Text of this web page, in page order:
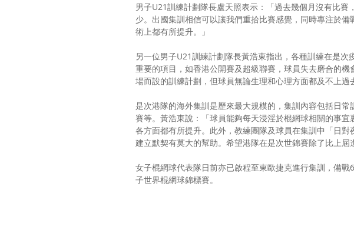
男子U21訓練計劃隊長盧天照表示：「過去幾個月沒有比賽
少。出國集訓相信可以讓我們重拾比賽感覺，同時專注於
術上都有所提升。」
另一位男子U21訓練計劃隊長黃浩東指出，各種訓練在是次
重要的項目，如香港公開賽及超級聯賽，球員失去磨合的
場而設的訓練計劃，但球員無論生理和心理方面都及不上過
是次港隊的海外集訓是歷來最大規模的，集訓內容包括日
賽等。黃浩東說：「球員能夠每天浸淫於棍網球相關的事
各方面都有所提升。此外，教練團隊及球員在集訓中「日
建立默契有莫大的幫助。希望港隊在是次世錦賽除了比上屆
女子棍網球代表隊日前亦已啟程至東歐捷克進行集訓，備
子世界棍網球錦標賽。